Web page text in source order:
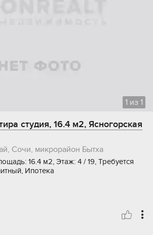
1 из 1
студия, 16.4 м2, Ясногорская
Сочи, микрорайон Бытха
16.4 м2, Этаж: 4 / 19, Требуется
Ипотека